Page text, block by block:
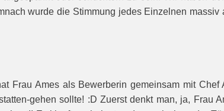
wurde die Stimmung jedes Einzelnen
Frau Ames als Bewerberin gemeinsam mit
gehen sollte! :D Zuerst denkt man, ja, Frau